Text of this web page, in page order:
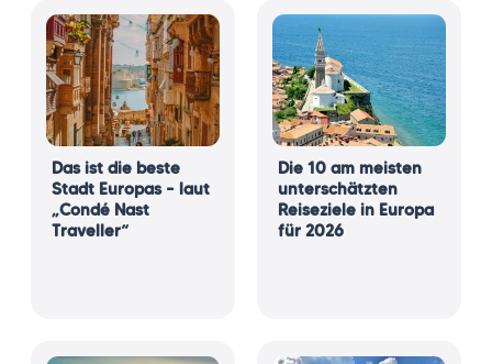
Das ist die beste
Stadt Europas – laut
„Condé Nast
Traveller“
Die 10 am meisten
unterschätzten
Reiseziele in Europa
für 2026